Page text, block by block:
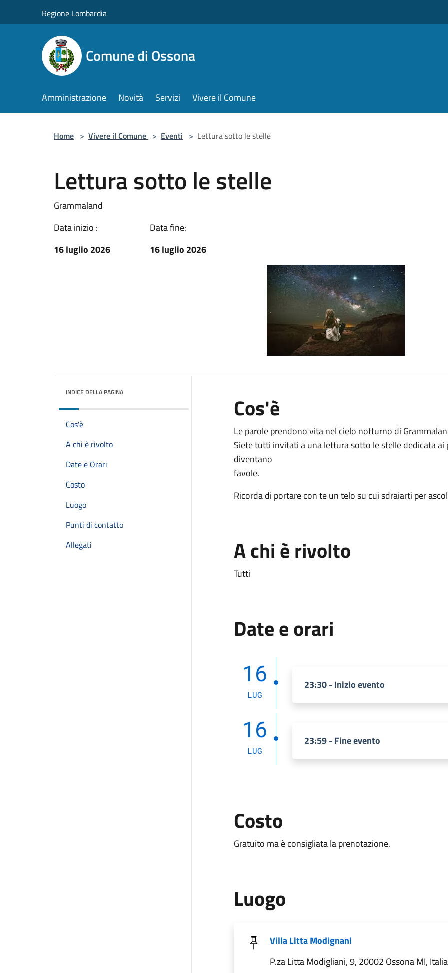
Regione Lombardia
Comune di Ossona
Amministrazione Novità Servizi Vivere il Comune
Home > Vivere il Comune > Eventi > Lettura sotto le stelle
Lettura sotto le stelle
Grammaland
Data inizio :
16 luglio 2026
Data fine:
16 luglio 2026
INDICE DELLA PAGINA
Cos'è
A chi è rivolto
Date e Orari
Costo
Luogo
Punti di contatto
Allegati
Cos'è
Le parole prendono vita nel cielo notturno di
Siete tutti invitati a una lettura sotto le stelle dedicata
diventano
favole.
Ricorda di portare con te un telo su cui sdraiarti per
A chi è rivolto
Tutti
Date e orari
16
LUG
23:30 - Inizio evento
16
LUG
23:59 - Fine evento
Costo
Gratuito ma è consigliata la prenotazione.
Luogo
Villa Litta Modignani
P.za Litta Modigliani, 9, 20002 Ossona MI, Italia